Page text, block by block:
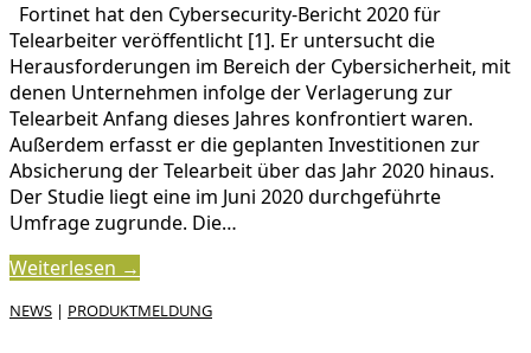
Fortinet hat den Cybersecurity-Bericht 2020 für
Telearbeiter veröffentlicht [1]. Er untersucht die
Herausforderungen im Bereich der Cybersicherheit, mit
denen Unternehmen infolge der Verlagerung zur
Telearbeit Anfang dieses Jahres konfrontiert waren.
Außerdem erfasst er die geplanten Investitionen zur
Absicherung der Telearbeit über das Jahr 2020 hinaus.
Der Studie liegt eine im Juni 2020 durchgeführte
Umfrage zugrunde. Die…
Weiterlesen →
NEWS | PRODUKTMELDUNG